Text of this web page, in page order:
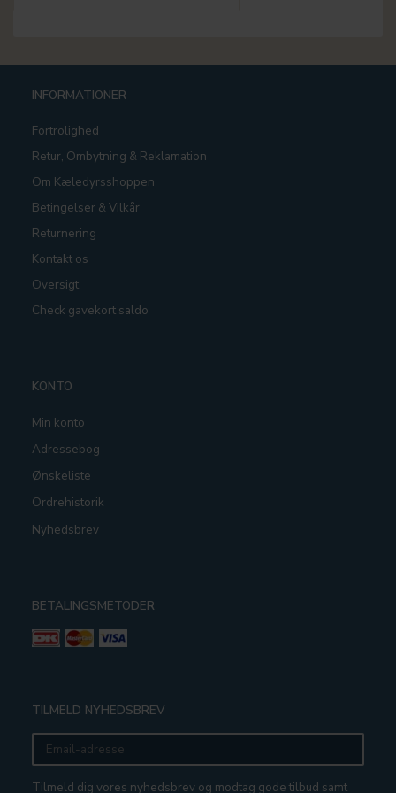
INFORMATIONER
Fortrolighed
Retur, Ombytning & Reklamation
Om Kæledyrsshoppen
Betingelser & Vilkår
Returnering
Kontakt os
Oversigt
Check gavekort saldo
KONTO
Min konto
Adressebog
Ønskeliste
Ordrehistorik
Nyhedsbrev
BETALINGSMETODER
TILMELD NYHEDSBREV
Email-
adresse
Tilmeld dig vores nyhedsbrev og modtag gode tilbud samt